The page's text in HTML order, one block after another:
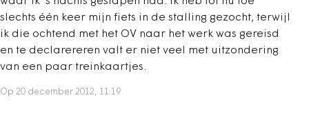
slechts één keer mijn fiets in de stalling gezocht, terwijl
ik die ochtend met het OV naar het werk was gereisd
en te declarereren valt er niet veel met uitzondering
van een paar treinkaartjes.
Op 20 december 2012, 11:19